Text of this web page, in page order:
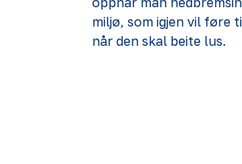
miljø, som igjen vil føre
når den skal beite lus.